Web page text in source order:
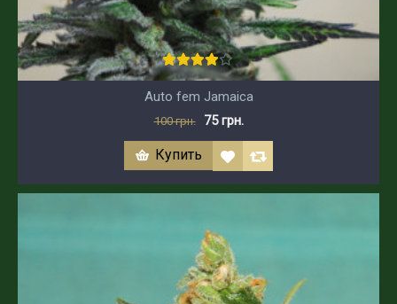
Auto fem Jamaica
100 грн. 75 грн.
Купить